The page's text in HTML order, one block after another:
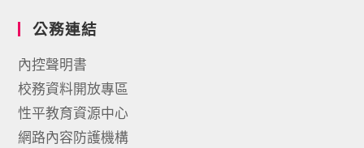
公務連結
內控聲明書
校務資料開放專區
性平教育資源中心
網路內容防護機構